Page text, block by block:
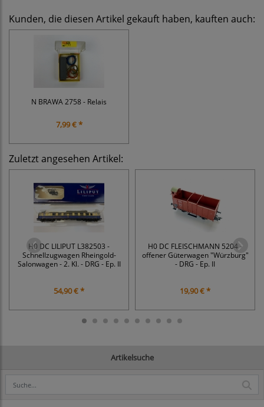
Artikelsuche
Kunden, die diesen Artikel gekauft haben, kauften auch:
N BRAWA 2758 - Relais
7,99 € *
Zuletzt angesehen Artikel:
H0 DC LILIPUT L382503 -
Schnellzugwagen Rheingold-
Salonwagen - 2. Kl. - DRG - Ep. II
54,90 € *
H0 DC FLEISCHMANN 5204 -
offener Güterwagen "Würzburg"
- DRG - Ep. II
19,90 € *